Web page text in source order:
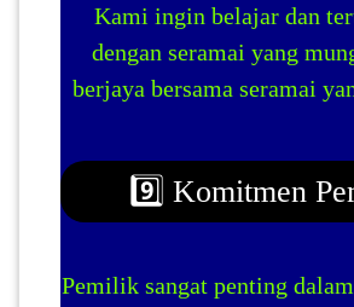
Kami ingin belajar dan
dengan seramai yang
berjaya bersama seramai
9️⃣ Komitmen
Pemilik sangat penting